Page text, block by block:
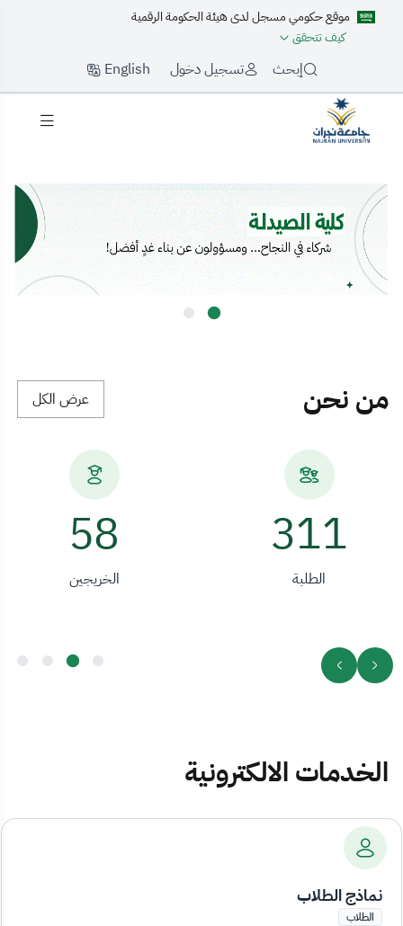
موقع حكومي مسجل لدى هيئة الحكومة الرقمية
كيف تتحقق
إبحث تسجيل دخول English
الرئيسية
من نحن عرض الكل
311
الطلبة
82
الخريجين
الخدمات الالكترونية
نماذج الطلاب
الطلاب